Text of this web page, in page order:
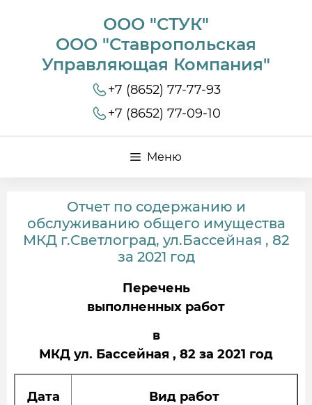
ООО "СТУК"
ООО "Ставропольская
Управляющая Компания"
+7 (8652) 77-77-93
+7 (8652) 77-09-10
Меню
Отчет по содержанию и
обслуживанию общего имущества
МКД г.Светлоград, ул.Бассейная , 82
за 2021 год
Перечень
выполненных работ
в
МКД ул. Бассейная , 82 за 2021 год
Дата Вид работ